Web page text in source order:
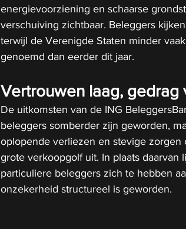
energievoorziening en schaarse
verschuiving zichtbaar. Beleggers
terwijl de Verenigde Staten minder
genoemd dan eerder dit jaar.
Vertrouwen laag, gedrag
De uitkomsten van de ING
beleggers somberder zijn geworden,
oplopende verliezen en stevige
grote verkoopgolf uit. In plaats daarvan
particuliere beleggers zich te hebben
onzekerheid structureel is geworden.